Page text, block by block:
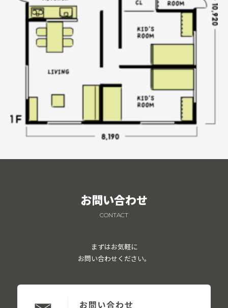
お問い合わせ
CONTACT
まずはお気軽に
お問い合わせください。